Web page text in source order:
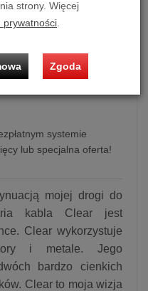
dodaj do koszyka
systemie
lub specjalna oferta!
mojej drogi do
kabla Clear jest
Clear wykorzystuje
i metale. Jego
bardzo cienkich
Clear to moja wizja
strony. Więcej
prywatności.
Zgoda